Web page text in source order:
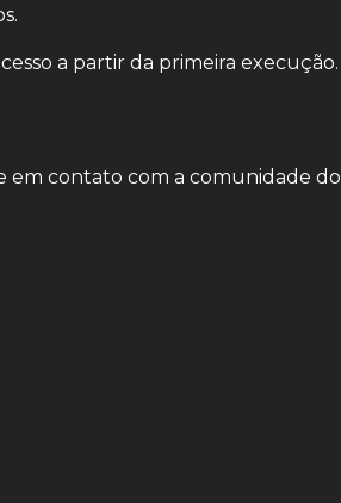
a partir da primeira execução.
contato com a comunidade do